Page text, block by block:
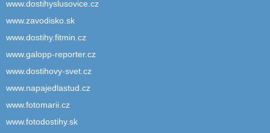
www.dostihyslusovice.cz
www.zavodisko.sk
www.dostihy.fitmin.cz
www.galopp-reporter.cz
www.dostihovy-svet.cz
www.napajedlastud.cz
www.fotomarii.cz
www.fotodostihy.sk